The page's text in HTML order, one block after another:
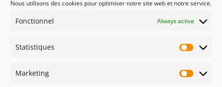
Nous utilisons des cookies pour optimiser notre site web et notre service.
Fonctionnel Always active
Statistiques
Marketing
Respect
Engagement
Qualité